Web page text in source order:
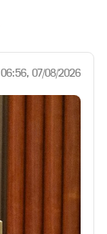
06:56, 07/08/2026